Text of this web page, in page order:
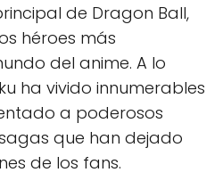
de Dragon Ball,
héroes más
del anime. A lo
ha vivido innumerables
a poderosos
que han dejado
de los fans.